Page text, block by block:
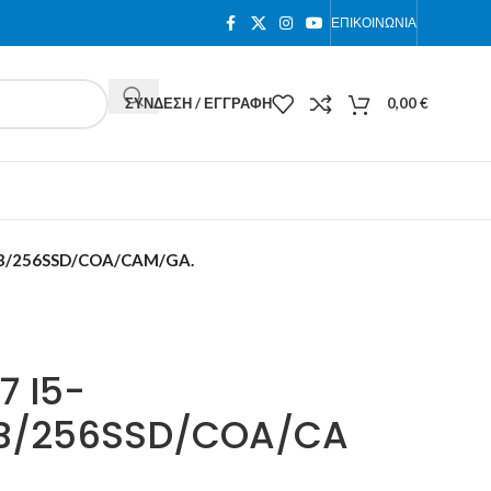
ΕΠΙΚΟΙΝΩΝΊΑ
ΣΎΝΔΕΣΗ / ΕΓΓΡΑΦΉ 0,00€
256SSD/COA/CAM/GA.
I5-
256SSD/COA/CA